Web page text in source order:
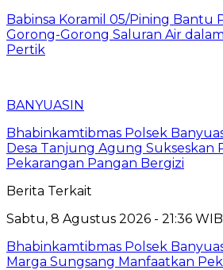
Babinsa Koramil 05/Pining Bantu
Gorong-Gorong Saluran Air
Pertik
BANYUASIN
Bhabinkamtibmas Polsek
Desa Tanjung Agung Sukseskan
Pekarangan Pangan Bergizi
Berita Terkait
Sabtu, 8 Agustus 2026 - 21:36 WIB
Bhabinkamtibmas Polsek
Marga Sungsang Manfaatkan